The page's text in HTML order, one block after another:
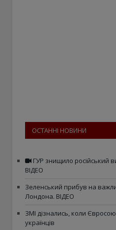
ОСТАННІ НОВИНИ
ГУР знищило російський
ВІДЕО
Зеленський прибув на
Лондона. ВІДЕО
ЗМІ дізнались, коли
українців